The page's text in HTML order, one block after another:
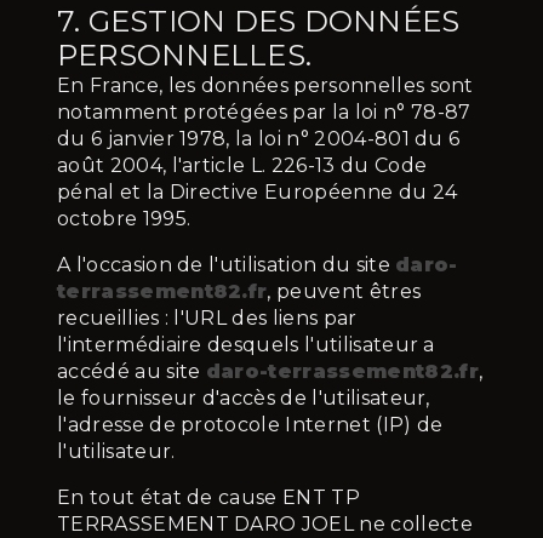
7. GESTION DES DONNÉES
PERSONNELLES.
En France, les données personnelles sont
notamment protégées par la loi n° 78-87
du 6 janvier 1978, la loi n° 2004-801 du 6
août 2004, l'article L. 226-13 du Code
pénal et la Directive Européenne du 24
octobre 1995.
A l'occasion de l'utilisation du site daro-
terrassement82.fr, peuvent êtres
recueillies : l'URL des liens par
l'intermédiaire desquels l'utilisateur a
accédé au site daro-terrassement82.fr,
le fournisseur d'accès de l'utilisateur,
l'adresse de protocole Internet (IP) de
l'utilisateur.
En tout état de cause ENT TP
TERRASSEMENT DARO JOEL ne collecte